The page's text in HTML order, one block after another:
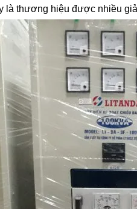
là thương hiệu được nhiều